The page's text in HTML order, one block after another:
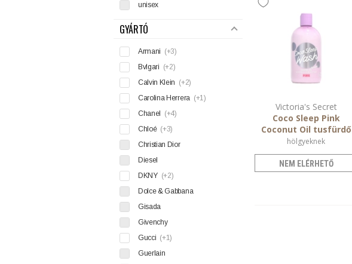
unisex
GYÁRTÓ
Armani (+3)
Bvlgari (+2)
Calvin Klein (+2)
Carolina Herrera (+1)
Chanel
(+4)
Chloé (+3)
Christian Dior
Diesel
DKNY (+2)
Dolce & Gabbana
Gisada
Givenchy
Gucci (+1)
Guerlain
Victoria's Secret
Coco Sleep Pink
Coconut Oil tusfürdő
hölgyeknek
NEM ELÉRHETŐ